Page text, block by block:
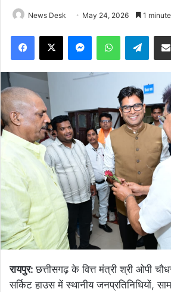
News Desk May 24, 2026 1
Facebook
X MessengerWhatsApp
रायपुर:छत्तीसगढ़ के वित्त मंत्री श्री ओपी
सर्किट हाउस में स्थानीय जनप्रतिनिधियों,